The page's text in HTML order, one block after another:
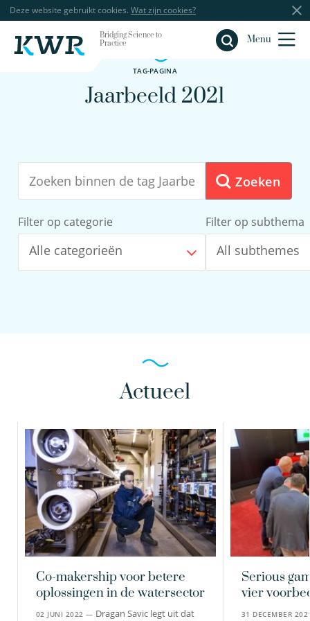
Deze website gebruikt cookies. Wat zijn cookies?
Bridging Science to
Practice
Menu
Sluiten
TAG-PAGINA
Jaarbeeld 2021
Zoeken
Filter op categorie
Alle categorieën
Filter op subthema
All subthemes
Actueel
Co-makership voor betere
oplossingen in de watersector
02 JUNI 2022 — Dragan Savic legt uit dat
Serious
vier
31 DECEMBER